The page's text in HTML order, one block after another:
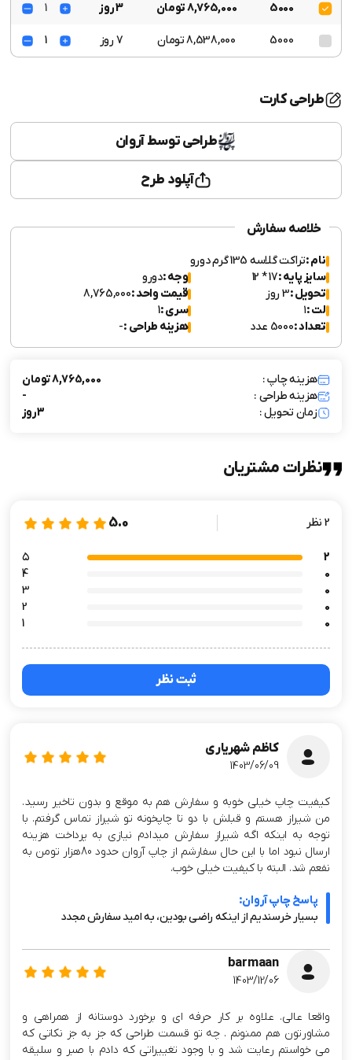
5000 8,765,000 تومان 3 روز 1
5000 8,538,000 تومان 7 روز 1
طراحی کارت
طراحی توسط آروان
آپلود طرح
خلاصه سفارش
نام :تراکت گلاسه 135 گرم دورو
سایز پایه :17 * 12 وجه :دورو
تحویل :3 روز قیمت واحد :8,765,000
لت :۱ سری :1
تعداد :5000 عدد هزینه طراحی :-
هزینه چاپ :
8,765,000 تومان
هزینه طراحی :
-
زمان تحویل :
3 روز
نظرات مشتریان
2 نظر 5.0
2
۵
0
4
0
3
0
2
0
1
ثبت نظر
کاظم شهریاری
1403/06/09
کیفیت چاپ خیلی خوبه و سفارش هم به موقع و بدون تاخیر رسید.
من شیراز هستم و قبلش با دو تا چاپخونه تو شیراز تماس گرفتم. با
توجه به اینکه اگه شیراز سفارش میدادم نیازی به پرداخت هزینه
ارسال نبود اما با این حال سفارشم از چاپ آروان حدود 80هزار تومن به
نفعم شد. البته با کیفیت خیلی خوب.
پاسخ چاپ آروان:
بسیار خرسندیم از اینکه راضی بودین، به امید سفارش مجدد
barmaan
1403/12/06
واقعا عالی. علاوه بر کار حرفه ای و برخورد دوستانه از همراهی و
مشاورتون هم ممنونم . چه تو قسمت طراحی که جز به جز نکاتی که
می خواستم رعایت شد و با وجود تغییراتی که دادم با صبر و سلیقه